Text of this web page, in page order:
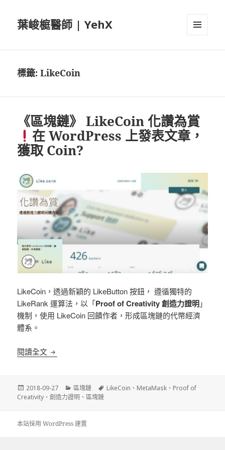
葉峻榳醫師 | YehX
標籤:LikeCoin
《區塊鏈》 LikeCoin 化讚為賞
在 WordPress 上發表文章，
獲取 Coin?
LikeCoin，透過新穎的 LikeButton 按鈕， 遵循獨特的
LikeRank 運算法，以「Proof of Creativity 創造力證明」
機制，使用 LikeCoin 回饋作者，形成區塊鏈的代幣經濟
體系。
閱讀全文 《區塊鏈》 LikeCoin 化讚為賞
發
佈
2018-09-27
分
類
區塊鏈
標
LikeCoin 、 MetaMask 、 Proof of
Creativity 、創造力證明 、區塊鏈
本站採用 WordPress 建置